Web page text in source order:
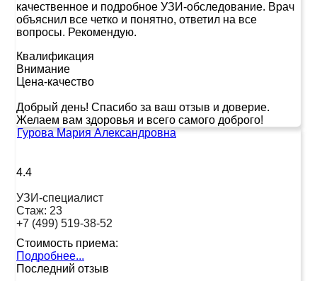
качественное и подробное УЗИ-обследование. Врач
объяснил все четко и понятно, ответил на все
вопросы. Рекомендую.
Квалификация
Внимание
Цена-качество
Добрый день! Спасибо за ваш отзыв и доверие.
Желаем вам здоровья и всего самого доброго!
Гурова Мария Александровна
4.4
УЗИ-специалист
Стаж: 23
+7 (499) 519-38-52
Стоимость приема:
Подробнее...
Последний отзыв